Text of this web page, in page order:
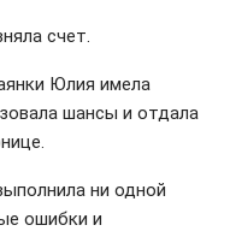
счет.
Юлия имела
шансы и отдала
ни одной
ошибки и